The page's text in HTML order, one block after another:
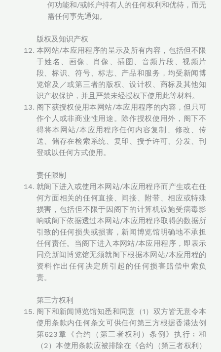
何功能和/或帐户持有人的任何权利和优待，而无
需任何事先通知。
版权及知识产权
本网站/本应用程序的呈示及所有内容，包括但不限
于姓名、画像、肖像、插图、音频片段、视频片
段、标识、符号、标志、产品和服务，均受新闻博
览馆及／或第三者的版权、设计权、商标及其他知
识产权保护，并且严禁未经授权下使用此等材料。
阁下获授权使用本网站/本应用程序的内容，但只可
作个人或非商业性用途。除作授权使用外，阁下不
得将本网站/本应用程序任何内容复制、修改、传
送、储存在检索系统、复印、授予许可、分发、刊
登或以任何方式使用。
责任限制
就阁下进入或使用本网站/本应用程序而产生或在任
何方面相关的任何直接、间接、附带、相应或特殊
损害，包括但不限于因阁下的计算机设施受病毒影
响或阁下依据透过本网站/本应用程序取得的数据所
引致的任何损失或损害，新闻博览馆明确地不承担
任何责任。当阁下进入本网站/本应用程序，即表示
同意新闻博览馆无须就阁下根据本网站/本应用程的
资料作出任何决定所引起的任何损害赔偿申索负
责。
第三方权利
阁下和新闻博览馆知悉和同意（1）双方皆无意令本
使用条款内任何条文可供任何第三方根据香港法例
第623章《合约（第三者权利）条例》执行﹔和
（2）本使用条款应被排除在《合约（第三者权利）